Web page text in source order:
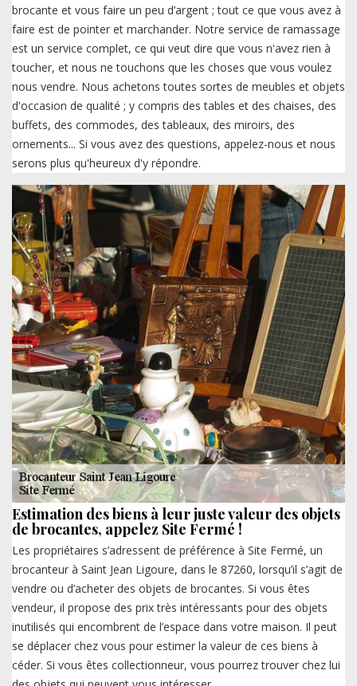
brocante et vous faire un peu d’argent ; tout ce que vous avez à
faire est de pointer et marchander. Notre service de ramassage
est un service complet, ce qui veut dire que vous n'avez rien à
toucher, et nous ne touchons que les choses que vous voulez
nous vendre. Nous achetons toutes sortes de meubles et objets
d'occasion de qualité ; y compris des tables et des chaises, des
buffets, des commodes, des tableaux, des miroirs, des
ornements... Si vous avez des questions, appelez-nous et nous
serons plus qu'heureux d'y répondre.
Estimation des biens à leur juste valeur des objets
de brocantes, appelez Site Fermé !
Les propriétaires s’adressent de préférence à Site Fermé, un
brocanteur à Saint Jean Ligoure, dans le 87260, lorsqu’il s’agit de
vendre ou d’acheter des objets de brocantes. Si vous êtes
vendeur, il propose des prix très intéressants pour des objets
inutilisés qui encombrent de l’espace dans votre maison. Il peut
se déplacer chez vous pour estimer la valeur de ces biens à
céder. Si vous êtes collectionneur, vous pourrez trouver chez lui